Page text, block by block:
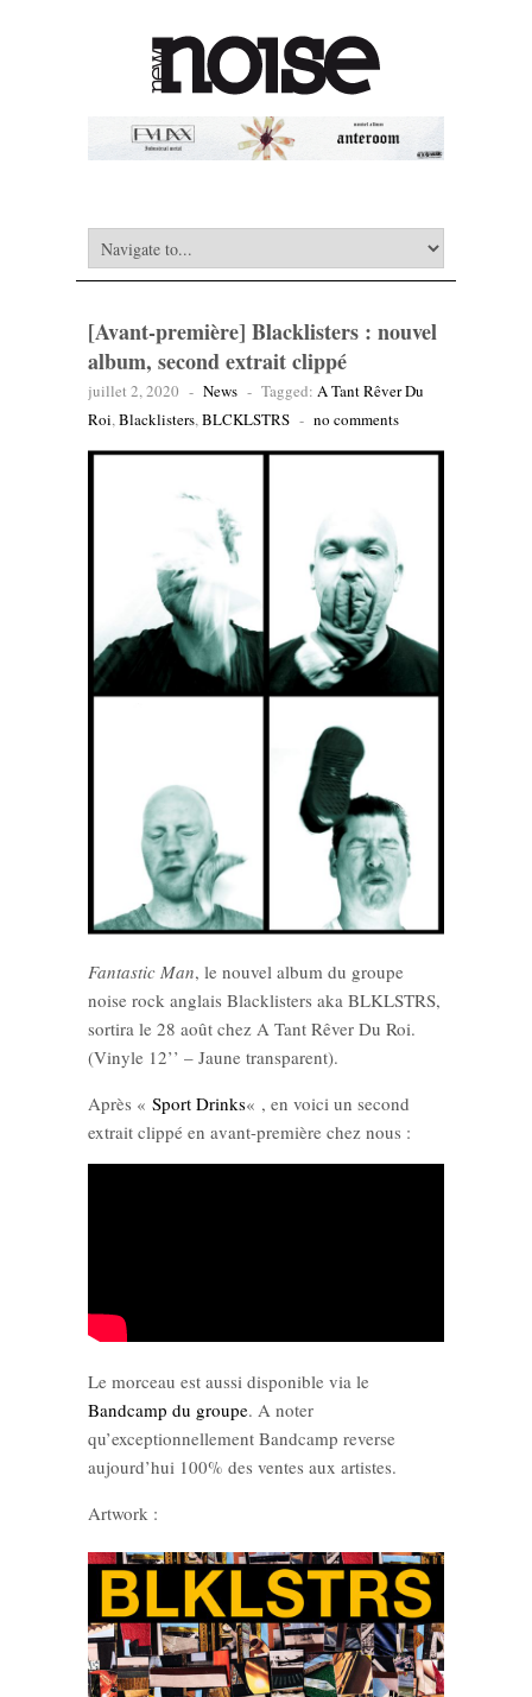
[Avant-première] Blacklisters : nouvel
album, second extrait clippé
juillet 2, 2020 - News - Tagged: A Tant Rêver Du
Roi,Blacklisters,BLCKLSTRS - no comments
Fantastic Man, le nouvel album du groupe
noise rock anglais Blacklisters aka BLKLSTRS,
sortira le 28 août chez A Tant Rêver Du Roi.
(Vinyle 12’’ – Jaune transparent).
Après « Sport Drinks« , en voici un second
extrait clippé en avant-première chez nous :
Le morceau est aussi disponible via le
Bandcamp du groupe. A noter
qu’exceptionnellement Bandcamp reverse
aujourd’hui 100% des ventes aux artistes.
Artwork :